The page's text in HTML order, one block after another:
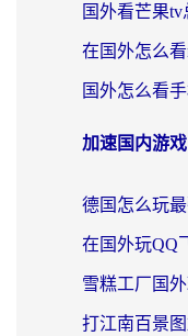
加速国内游戏